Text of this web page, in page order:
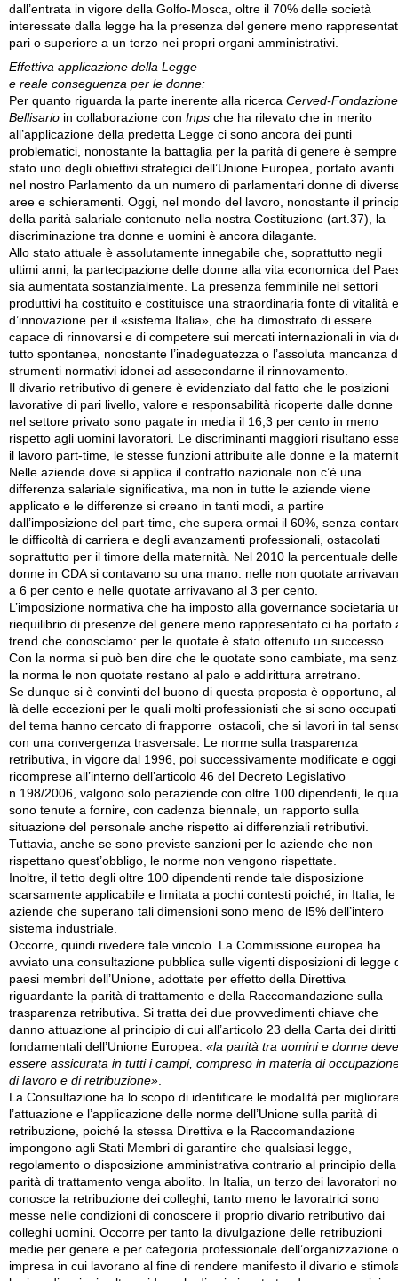
dall’entrata in vigore della Golfo-Mosca, oltre il 70% delle società
interessate dalla legge ha la presenza del genere meno
pari o superiore a un terzo nei propri organi amministrativi.
Effettiva applicazione della Legge
e reale conseguenza per le donne:
Per quanto riguarda la parte inerente alla ricerca Cerved-Fondazione
Bellisario in collaborazione con Inps che ha rilevato che in merito
all’applicazione della predetta Legge ci sono ancora dei punti
problematici, nonostante la battaglia per la parità di genere è sempre
stato uno degli obiettivi strategici dell’Unione Europea, portato avanti
nel nostro Parlamento da un numero di parlamentari donne di
aree e schieramenti. Oggi, nel mondo del lavoro, nonostante il
della parità salariale contenuto nella nostra Costituzione (art.37), la
discriminazione tra donne e uomini è ancora dilagante.
Allo stato attuale è assolutamente innegabile che, soprattutto negli
ultimi anni, la partecipazione delle donne alla vita economica del
sia aumentata sostanzialmente. La presenza femminile nei settori
produttivi ha costituito e costituisce una straordinaria fonte di vitalità e
d’innovazione per il «sistema Italia», che ha dimostrato di essere
capace di rinnovarsi e di competere sui mercati internazionali in via
tutto spontanea, nonostante l’inadeguatezza o l’assoluta mancanza
strumenti normativi idonei ad assecondarne il rinnovamento.
Il divario retributivo di genere è evidenziato dal fatto che le posizioni
lavorative di pari livello, valore e responsabilità ricoperte dalle donne
nel settore privato sono pagate in media il 16,3 per cento in meno
rispetto agli uomini lavoratori. Le discriminanti maggiori risultano
il lavoro part-time, le stesse funzioni attribuite alle donne e la
Nelle aziende dove si applica il contratto nazionale non c’è una
differenza salariale significativa, ma non in tutte le aziende viene
applicato e le differenze si creano in tanti modi, a partire
dall’imposizione del part-time, che supera ormai il 60%, senza
le difficoltà di carriera e degli avanzamenti professionali, ostacolati
soprattutto per il timore della maternità. Nel 2010 la percentuale delle
donne in CDA si contavano su una mano: nelle non quotate
a 6 per cento e nelle quotate arrivavano al 3 per cento.
L’imposizione normativa che ha imposto alla governance societaria
riequilibrio di presenze del genere meno rappresentato ci ha portato
trend che conosciamo: per le quotate è stato ottenuto un successo.
Con la norma si può ben dire che le quotate sono cambiate, ma
la norma le non quotate restano al palo e addirittura arretrano.
Se dunque si è convinti del buono di questa proposta è opportuno,
là delle eccezioni per le quali molti professionisti che si sono occupati
del tema hanno cercato di frapporre ostacoli, che si lavori in tal
con una convergenza trasversale. Le norme sulla trasparenza
retributiva, in vigore dal 1996, poi successivamente modificate e oggi
ricomprese all’interno dell’articolo 46 del Decreto Legislativo
n.198/2006, valgono solo peraziende con oltre 100 dipendenti, le
sono tenute a fornire, con cadenza biennale, un rapporto sulla
situazione del personale anche rispetto ai differenziali retributivi.
Tuttavia, anche se sono previste sanzioni per le aziende che non
rispettano quest’obbligo, le norme non vengono rispettate.
Inoltre, il tetto degli oltre 100 dipendenti rende tale disposizione
scarsamente applicabile e limitata a pochi contesti poiché, in Italia, le
aziende che superano tali dimensioni sono meno de l5% dell’intero
sistema industriale.
Occorre, quindi rivedere tale vincolo. La Commissione europea ha
avviato una consultazione pubblica sulle vigenti disposizioni di legge
paesi membri dell’Unione, adottate per effetto della Direttiva
riguardante la parità di trattamento e della Raccomandazione sulla
trasparenza retributiva. Si tratta dei due provvedimenti chiave che
danno attuazione al principio di cui all’articolo 23 della Carta dei diritti
fondamentali dell’Unione Europea: «la parità tra uomini e donne deve
essere assicurata in tutti i campi, compreso in materia di
di lavoro e di retribuzione»
La Consultazione ha lo scopo di identificare le modalità per
l’attuazione e l’applicazione delle norme dell’Unione sulla parità di
retribuzione, poiché la stessa Direttiva e la Raccomandazione
impongono agli Stati Membri di garantire che qualsiasi legge,
regolamento o disposizione amministrativa contrario al principio della
parità di trattamento venga abolito. In Italia, un terzo dei lavoratori
conosce la retribuzione dei colleghi, tanto meno le lavoratrici sono
messe nelle condizioni di conoscere il proprio divario retributivo dai
colleghi uomini. Occorre per tanto la divulgazione delle retribuzioni
medie per genere e per categoria professionale dell’organizzazione o
impresa in cui lavorano al fine di rendere manifesto il divario e